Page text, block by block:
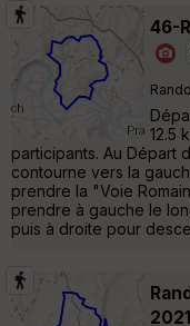
46-
12.5
participants. Au Départ
contourne vers la
prendre la "Voie
prendre à gauche le
puis à droite pour